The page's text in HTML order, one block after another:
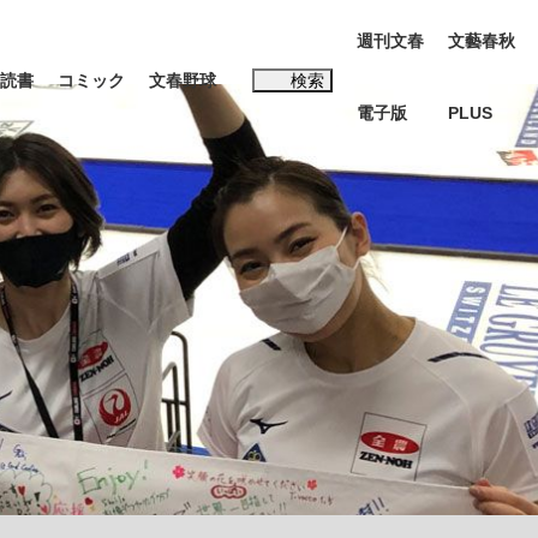
ンタビュー 読書
日本代表“敗戦”の真実 選手が明かす...
将棋
読書 コミック 文春野球 検索
#松田聖子
週刊文春
電子版
文藝春秋
PLUS